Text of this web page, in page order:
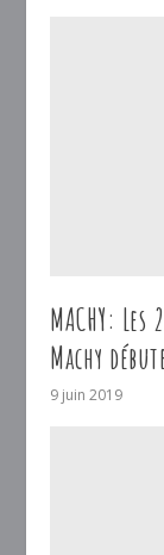
MACHY:
Machy
9 juin 2019